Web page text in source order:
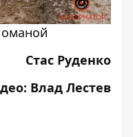
Стас Руденко
Влад Лестев